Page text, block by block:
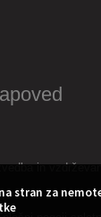
in
stran za